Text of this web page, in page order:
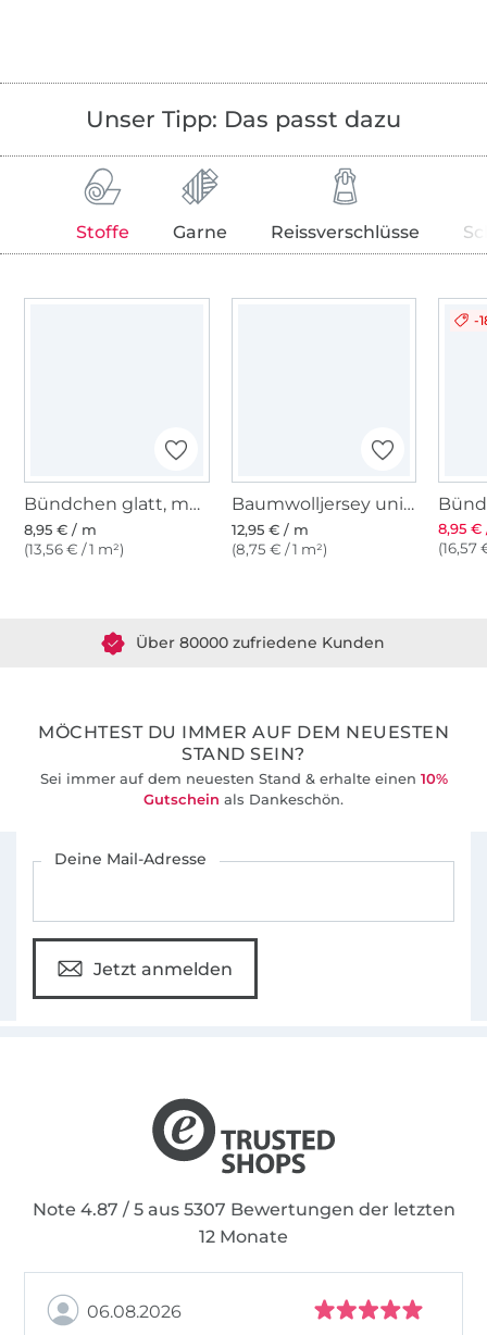
Unser Tipp: Das passt dazu
Stoffe Garne Reissverschlüsse
Bündchen glatt, marine
8,95 € / m
(13,56 € / 1 m²)
Baumwolljersey uni, marine
12,95 € / m
(8,75 € / 1 m²)
-
8,95 €
(16,57
MÖCHTEST DU IMMER AUF DEM NEUESTEN
STAND SEIN?
Sei immer auf dem neuesten Stand & erhalte einen 10%
Gutschein als Dankeschön.
Deine Mail-Adresse
Jetzt anmelden
Note 4.87 / 5 aus 5307 Bewertungen der letzten
12 Monate
06.08.2026